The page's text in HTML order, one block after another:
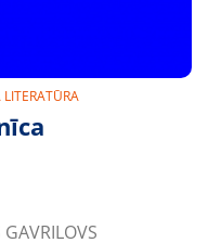
GAVRILOVS